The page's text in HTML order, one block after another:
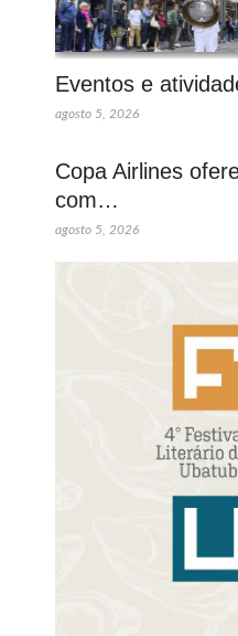
Eventos e
agosto 5, 2026
Copa Airlines
com…
agosto 5, 2026